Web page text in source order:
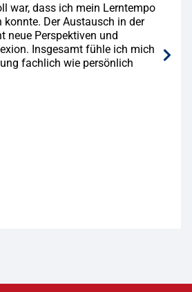
war, dass ich mein Lerntempo
Der Austausch in der
neue Perspektiven und
Insgesamt fühle ich mich
fachlich wie persönlich